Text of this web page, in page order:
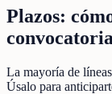
Plazos:
La mayoría de
Úsalo para